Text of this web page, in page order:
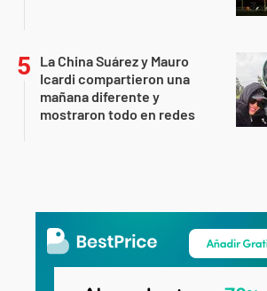
La China Suárez y Mauro
Icardi compartieron una
mañana diferente y
mostraron todo en redes